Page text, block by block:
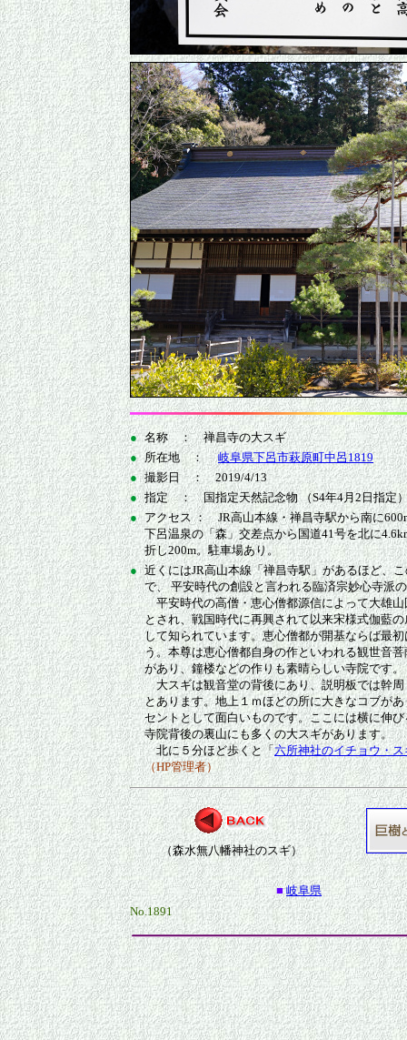
● 名称 ： 禅昌寺の大スギ
● 所在地 ：岐阜県下呂市萩原町中呂1819
● 撮影日 ： 2019/4/13
● 指定 ： 国指定天然記念物 （S4年4月2日指定
● アクセス ： JR高山本線・禅昌寺駅から南に
下呂温泉の「森」交差点から国道41号を北に
折し200m。駐車場あり。
● 近くにはJR高山本線「禅昌寺駅」があるほど、
で、 平安時代の創設と言われる臨済宗妙心寺派
平安時代の高僧・恵心僧都源信によって大雄山
とされ、戦国時代に再興されて以来宋様式伽藍
して知られています。恵心僧都が開基ならば最
う。本尊は恵心僧都自身の作といわれる観世音
があり、鐘楼などの作りも素晴らしい寺院です。
大スギは観音堂の背後にあり、説明板では幹周
とあります。地上１ｍほどの所に大きなコブが
セントとして面白いものです。ここには横に伸
寺院背後の裏山にも多くの大スギがあります。
北に５分ほど歩くと「六所神社のイチョウ・ス
（HP管理者）
（森水無八幡神社のスギ）
■ 岐阜県
No.1891